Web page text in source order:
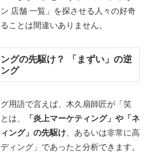
店舗 一覧」を探させる人々の好奇
ことは間違いありません。
グの先駆け？ 「まずい」の逆
グ
用語で言えば、木久扇師匠が「笑
は、
「炎上マーケティング」や「ネ
ング」の先駆け 、あるいは非常に高
ィング」であったと分析できます。